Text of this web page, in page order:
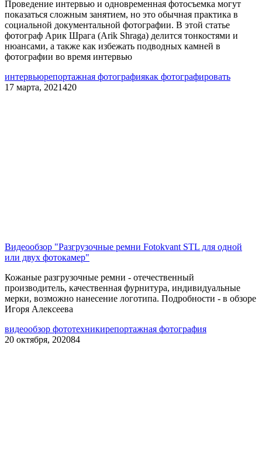
Проведение интервью и одновременная фотосъемка могут
показаться сложным занятием, но это обычная практика в
социальной документальной фотографии. В этой статье
фотограф Арик Шрага (Arik Shraga) делится тонкостями и
нюансами, а также как избежать подводных камней в
фотографии во время интервью
интервьюрепортажная фотографиякак фотографировать
17 марта, 2021420
Видеообзор "Разгрузочные ремни Fotokvant STL для одной
или двух фотокамер"
Кожаные разгрузочные ремни - отечественный
производитель, качественная фурнитура, индивидуальные
мерки, возможно нанесение логотипа. Подробности - в обзоре
Игоря Алексеева
видеообзор фототехникирепортажная фотография
20 октября, 202084